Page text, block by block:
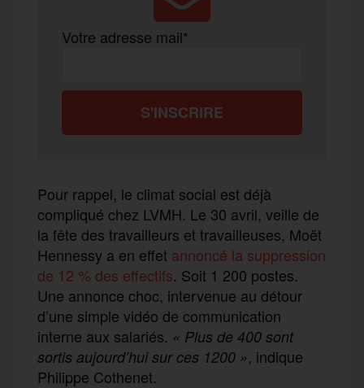
Votre adresse mail*
Pour rappel, le climat social est déjà
compliqué chez LVMH. Le 30 avril, veille de
la fête des travailleurs et travailleuses, Moët
Hennessy a en effet annoncé la suppression
de 12 % des effectifs. Soit 1 200 postes.
Une annonce choc, intervenue au détour
d’une simple vidéo de communication
interne aux salariés. « Plus de 400 sont
sortis aujourd’hui sur ces 1200 », indique
Philippe Cothenet.